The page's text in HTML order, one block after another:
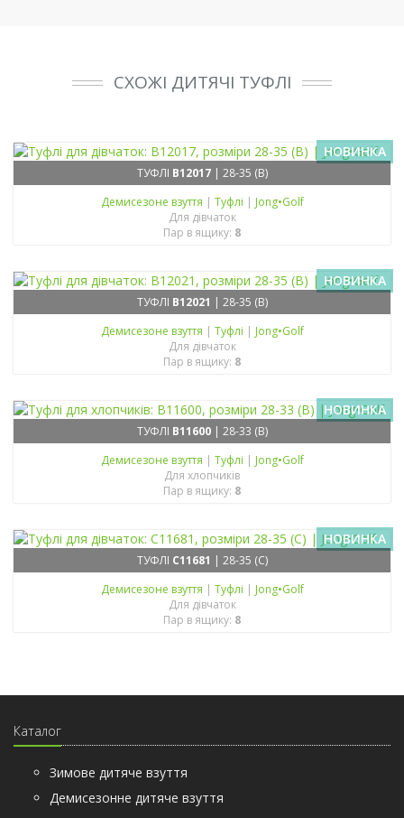
СХОЖІ ДИТЯЧІ ТУФЛІ
НОВИНКА
ТУФЛІ B12017| 28-35 (B)
Демисезонe взуття | Туфлі | Jong•Golf
Для дівчаток
Пар в ящику: 8
НОВИНКА
ТУФЛІ B12021 | 28-35 (B)
Демисезонe взуття | Туфлі | Jong•Golf
Для дівчаток
Пар в ящику: 8
НОВИНКА
ТУФЛІ B11600| 28-33 (B)
Демисезонe взуття | Туфлі | Jong•Golf
Для хлопчиків
Пар в ящику: 8
НОВИНКА
ТУФЛІ C11681 | 28-35 (C)
Демисезонe взуття | Туфлі | Jong•Golf
Для дівчаток
Пар в ящику: 8
Каталог
Зимове дитяче взуття
Демисезонне дитяче взуття